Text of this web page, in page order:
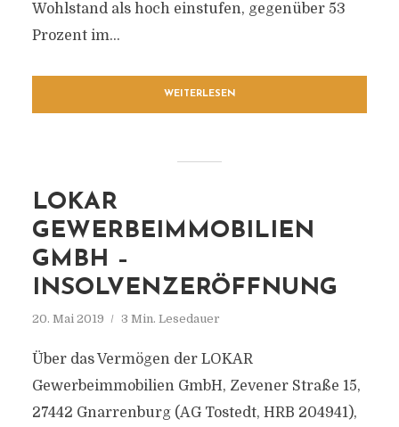
Wohlstand als hoch einstufen, gegenüber 53
Prozent im...
WEITERLESEN
LOKAR
GEWERBEIMMOBILIEN
GMBH –
INSOLVENZERÖFFNUNG
20. Mai 2019 3 Min. Lesedauer
Über das Vermögen der LOKAR
Gewerbeimmobilien GmbH, Zevener Straße 15,
27442 Gnarrenburg (AG Tostedt, HRB 204941),